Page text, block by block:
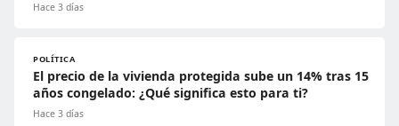
Hace 3 días
POLÍTICA
El precio de la vivienda protegida sube un 14% tras 15
años congelado: ¿Qué significa esto para ti?
Hace 3 días